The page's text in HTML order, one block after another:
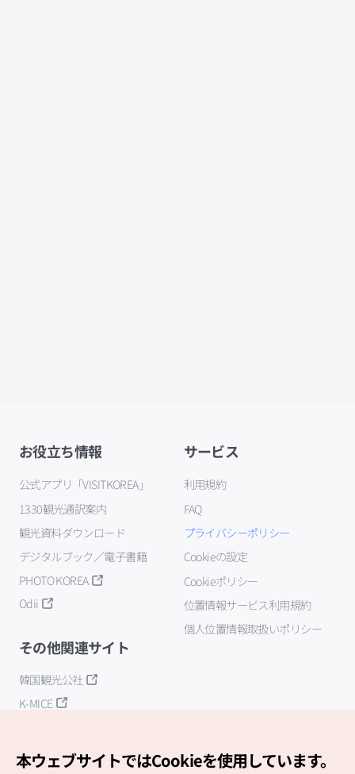
お役立ち情報
公式アプリ「VISITKOREA」
1330観光通訳案内
観光資料ダウンロード
デジタルブック／電子書籍
PHOTO KOREA
Odii
サービス
利用規約
FAQ
プライバシーポリシー
Cookieの設定
Cookieポリシー
位置情報サービス利用規約
個人位置情報取扱いポリシー
その他関連サイト
韓国観光公社
K-MICE
本ウェブサイトではCookieを使用しています。